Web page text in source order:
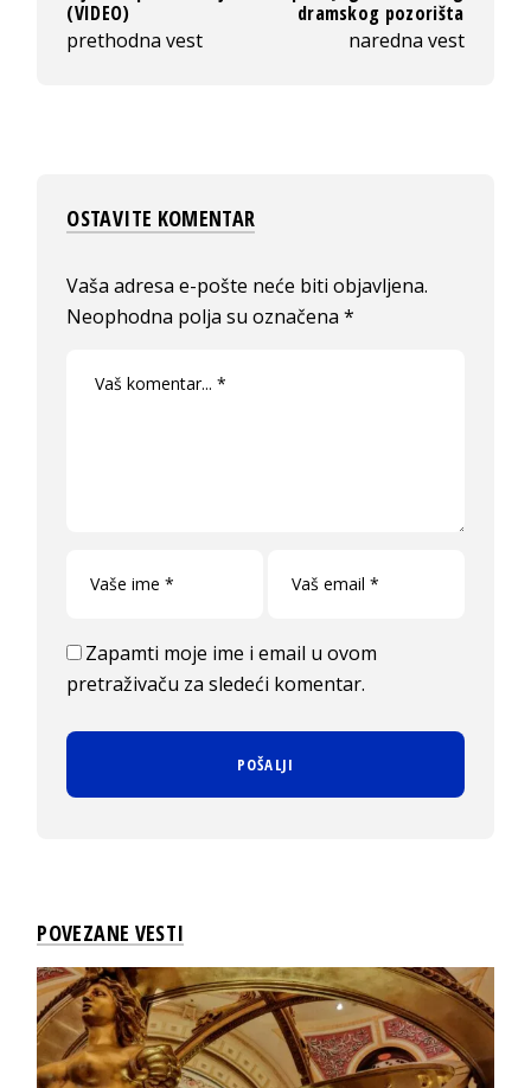
(VIDEO)
prethodna vest
dramskog pozorišta
naredna vest
OSTAVITE KOMENTAR
Vaša adresa e-pošte neće biti objavljena.
Neophodna polja su označena*
Zapamti moje ime i email u ovom
pretraživaču za sledeći komentar.
POVEZANE VESTI